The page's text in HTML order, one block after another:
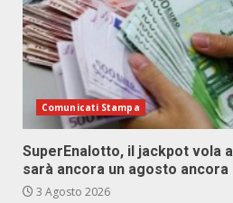
Comunicati Stampa
SuperEnalotto, il jackpot vola
sarà ancora un agosto ancora
3 Agosto 2026